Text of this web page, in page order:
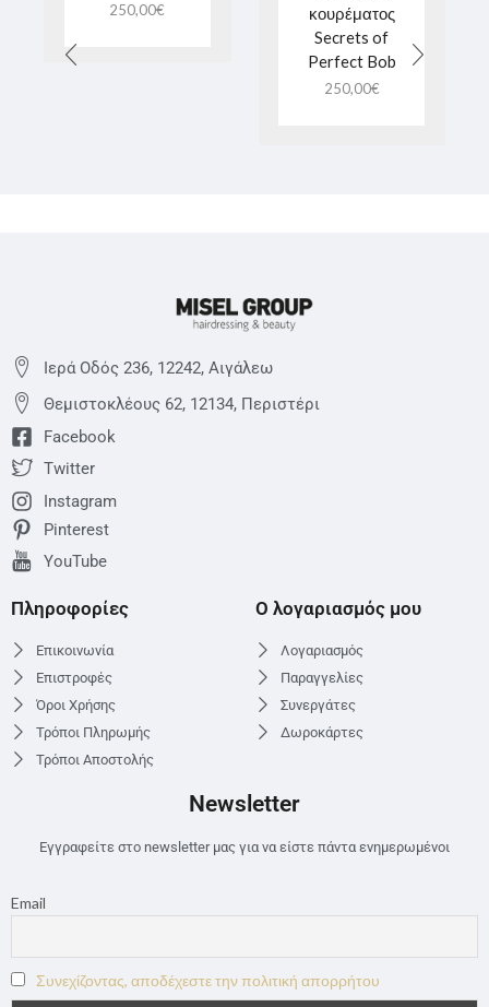
250,00€
κουρέματος
Secrets of
Perfect Bob
250,00€
Ιερά Οδός 236, 12242, Αιγάλεω
Θεμιστoκλέους 62, 12134, Περιστέρι
Facebook
Twitter
Instagram
Pinterest
YouTube
Πληροφορίες
Επικοινωνία
Επιστροφές
Όροι Χρήσης
Τρόποι Πληρωμής
Τρόποι Αποστολής
Ο λογαριασμός μου
Λογαριασμός
Παραγγελίες
Συνεργάτες
Δωροκάρτες
Newsletter
Εγγραφείτε στο newsletter μας για να είστε πάντα ενημερωμένοι
Email
Συνεχίζοντας, αποδέχεστε την πολιτική απορρήτου